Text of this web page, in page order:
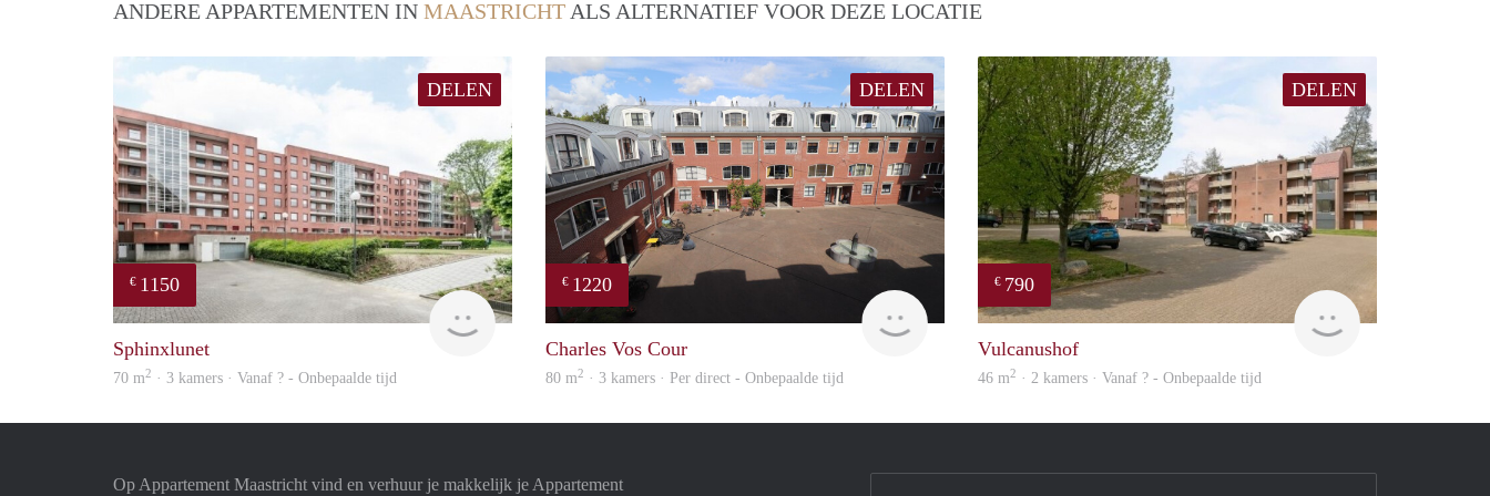
ANDERE APPARTEMENTEN IN MAASTRICHT ALS ALTERNATIEF VOOR DEZE LOCATIE
DELEN
€ 1150
finder
Sphinxlunet
70 m2 · 3 kamers · Vanaf ? - Onbepaalde tijd
DELEN
€ 1220
Charles Vos Cour
80 m2 · 3 kamers · Per direct - Onbepaalde tijd
DELEN
€ 790
Vulcanushof
46 m2 · 2 kamers · Vanaf ? - Onbepaalde tijd
Op Appartement Maastricht vind en verhuur je makkelijk je Appartement